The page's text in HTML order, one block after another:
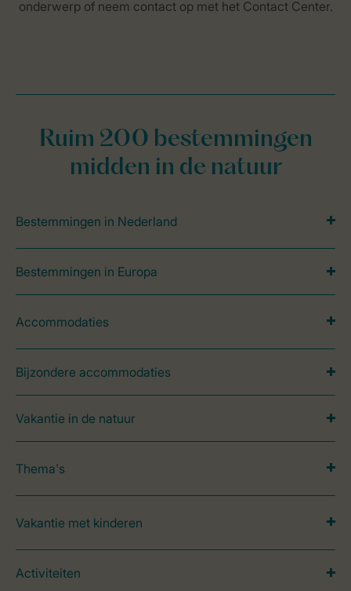
Ruim 200 bestemmingen
midden in de natuur
Bestemmingen in Nederland
Bestemmingen in Europa
Accommodaties
Bijzondere accommodaties
Vakantie in de natuur
Thema's
Vakantie met kinderen
Activiteiten